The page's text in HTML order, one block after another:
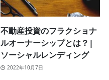
不動産投資のフラクショナ
ルオーナーシップとは？|
ソーシャルレンディング
2022年10月7日